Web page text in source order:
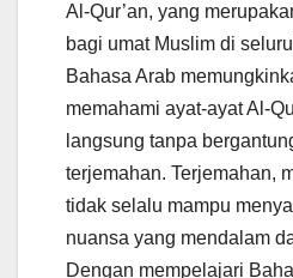
Al-Qur’an, yang
bagi umat Muslim di
Bahasa Arab
memahami ayat-ayat Al-
langsung tanpa
terjemahan. Terjemahan,
tidak selalu mampu
nuansa yang mendalam
Dengan mempelajari